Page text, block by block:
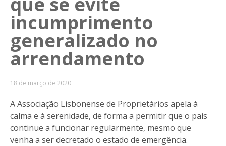
incumprimento
generalizado no
arrendamento
18 de março de 2020
A Associação Lisbonense de Proprietários apela à
calma e à serenidade, de forma a permitir que o país
continue a funcionar regularmente, mesmo que
venha a ser decretado o estado de emergência.